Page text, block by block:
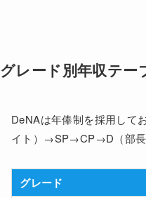
グレード別年収テー
DeNAは年俸制を採用して
イト）→SP→CP→D（部長
グレード